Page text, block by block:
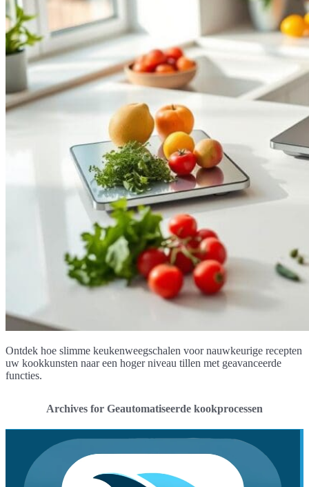
Ontdek hoe slimme keukenweegschalen voor nauwkeurige recepten
uw kookkunsten naar een hoger niveau tillen met geavanceerde
functies.
Archives for Geautomatiseerde kookprocessen